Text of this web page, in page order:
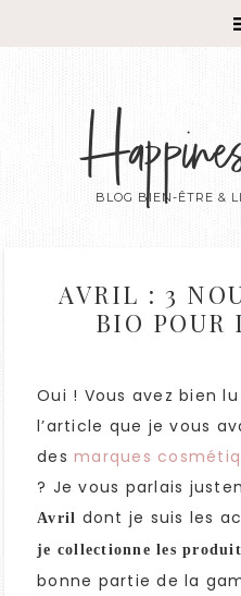
BLOG BIEN-ÊTRE &
AVRIL : 3
BIO POUR
Oui ! Vous avez bien
l’article que je vous
des marques
? Je vous parlais
Avril dont je suis les
je collectionne les
bonne partie de la